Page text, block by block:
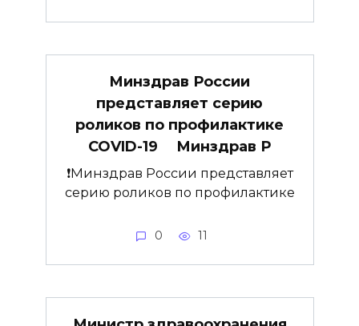
Минздрав России
представляет серию
роликов по профилактике
COVID-19 ⠀ Минздрав Р
❗️Минздрав России представляет
серию роликов по профилактике
0 11